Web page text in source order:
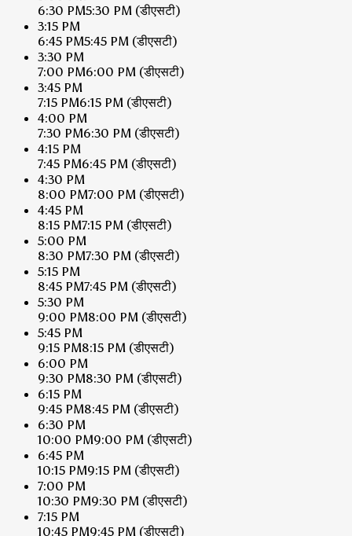
6:30 PM5:30 PM (डीएसटी)
3:15 PM
6:45 PM5:45 PM (डीएसटी)
3:30 PM
7:00 PM6:00 PM (डीएसटी)
3:45 PM
7:15 PM6:15 PM (डीएसटी)
4:00 PM
7:30 PM6:30 PM (डीएसटी)
4:15 PM
7:45 PM6:45 PM (डीएसटी)
4:30 PM
8:00 PM7:00 PM (डीएसटी)
4:45 PM
8:15 PM7:15 PM (डीएसटी)
5:00 PM
8:30 PM7:30 PM (डीएसटी)
5:15 PM
8:45 PM7:45 PM (डीएसटी)
5:30 PM
9:00 PM8:00 PM (डीएसटी)
5:45 PM
9:15 PM8:15 PM (डीएसटी)
6:00 PM
9:30 PM8:30 PM (डीएसटी)
6:15 PM
9:45 PM8:45 PM (डीएसटी)
6:30 PM
10:00 PM9:00 PM (डीएसटी)
6:45 PM
10:15 PM9:15 PM (डीएसटी)
7:00 PM
10:30 PM9:30 PM (डीएसटी)
7:15 PM
10:45 PM9:45 PM (डीएसटी)